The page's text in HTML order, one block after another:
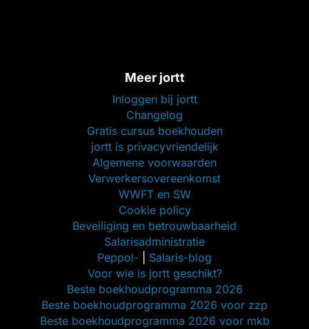
Meer jortt
Inloggen bij jortt
Changelog
Gratis cursus boekhouden
jortt is privacyvriendelijk
Algemene voorwaarden
Verwerkersovereenkomst
WWFT en SW
Cookie policy
Beveiliging en betrouwbaarheid
Salarisadministratie
Peppol-
Salaris-blog
Voor wie is jortt geschikt?
Beste boekhoudprogramma 2026
Beste boekhoudprogramma 2026 voor zzp
Beste boekhoudprogramma 2026 voor mkb